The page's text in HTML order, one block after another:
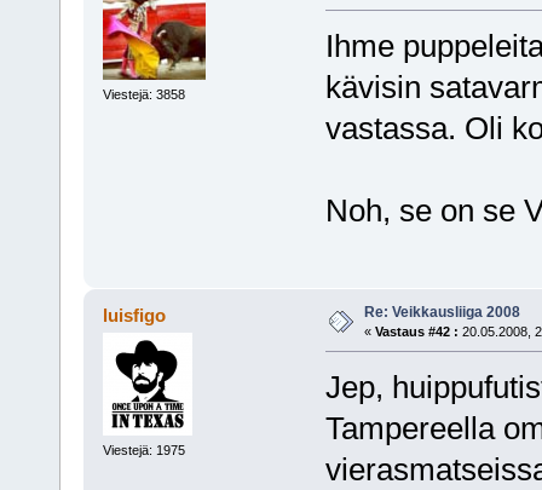
Viestejä: 3858
Ihme
kävisin
vastassa. Oli
Noh, se on se
luisfigo
Viestejä: 1975
Re: Veikkausliiga 2008
« Vastaus #42 : 20.05.2008,
Jep,
Tampereella